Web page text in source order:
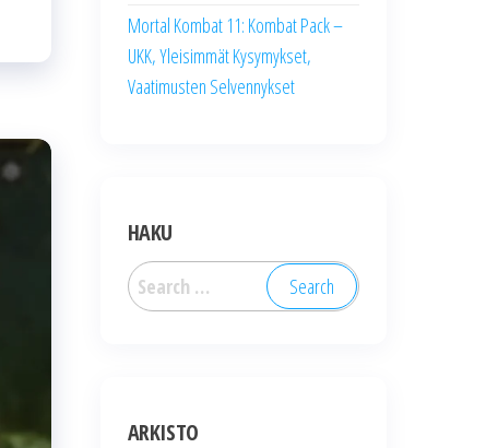
Mortal Kombat 11: Kombat Pack –
UKK, Yleisimmät Kysymykset,
Vaatimusten Selvennykset
HAKU
Search
for:
ARKISTO